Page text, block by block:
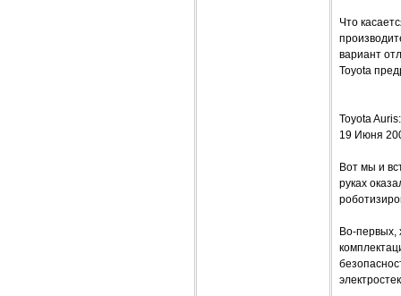
Что
вариант
Toyota
Toyota
19 Июня
Вот мы и
руках
Во-первых,